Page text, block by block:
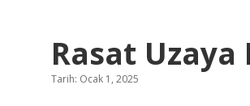
Rasat
Tarih: Ocak 1, 2025